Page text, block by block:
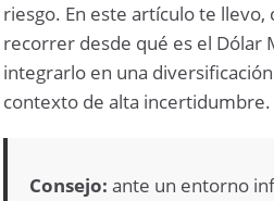
riesgo. En este artículo te llevo,
recorrer desde qué es el Dólar
integrarlo en una
contexto de alta incertidumbre.
Consejo: ante un entorno